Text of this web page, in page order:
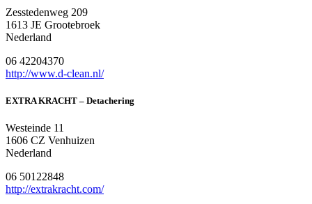
Zesstedenweg 209
1613 JE Grootebroek
Nederland
06 42204370
http://www.d-clean.nl/
EXTRA KRACHT – Detachering
Westeinde 11
1606 CZ Venhuizen
Nederland
06 50122848
http://extrakracht.com/